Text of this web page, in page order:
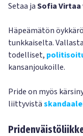
Setaa jaSofia Virtaa
Häpeämätön
tunkkaiselta.
todelliset,
kansanjoukoille.
Pride on myös
liittyvistä